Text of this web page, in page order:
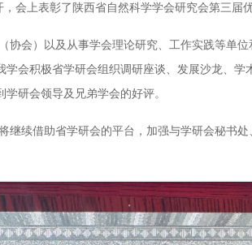
会上表彰了陕西省自然科学学会研究会第三届
会）以及从事学会理论研究、工作实践等单
会积极省学研会组织调研座谈、发展沙龙、
研会领导及兄弟学会的好评。
续借助省学研会的平台，加强与学研会秘书